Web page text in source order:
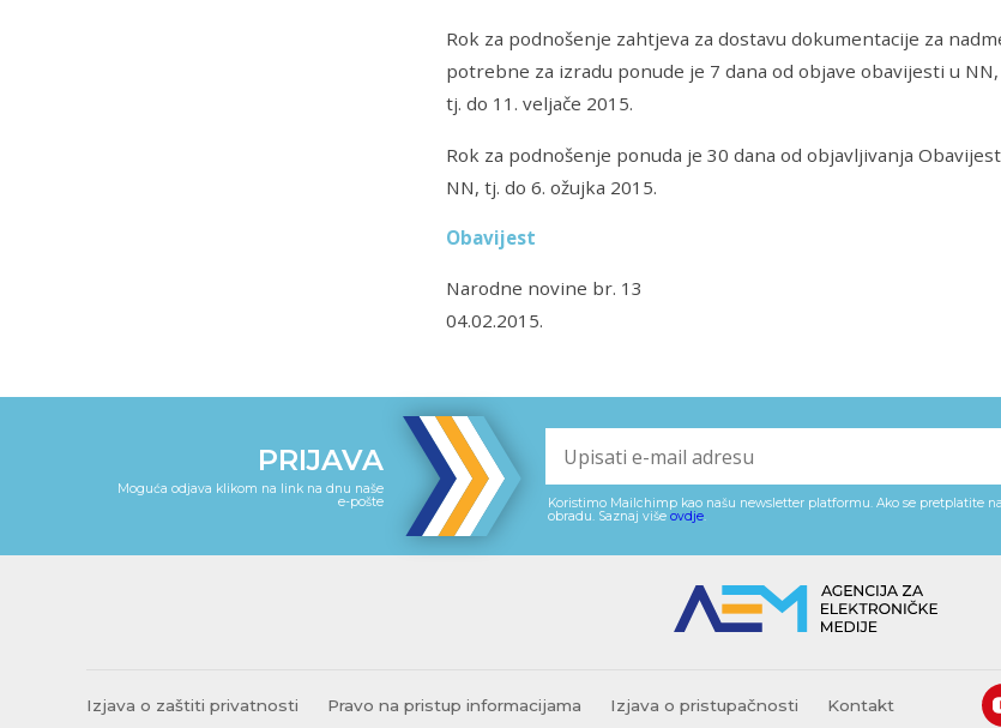
Rok za podnošenje zahtjeva za dostavu dokumentacije za
potrebne za izradu ponude je 7 dana od objave obavijesti u NN,
tj. do 11. veljače 2015.
Rok za podnošenje ponuda je 30 dana od objavljivanja
NN, tj. do 6. ožujka 2015.
Obavijest
Narodne novine br. 13
04.02.2015.
PRIJAVA
Moguća odjava klikom na link na dnu naše
e-pošte
Koristimo Mailchimp kao našu newsletter platformu. Ako se pretplatite
obradu. Saznaj više ovdje.
Izjava o zaštiti privatnosti Pravo na pristup informacijama Izjava o pristupačnosti Kontakt